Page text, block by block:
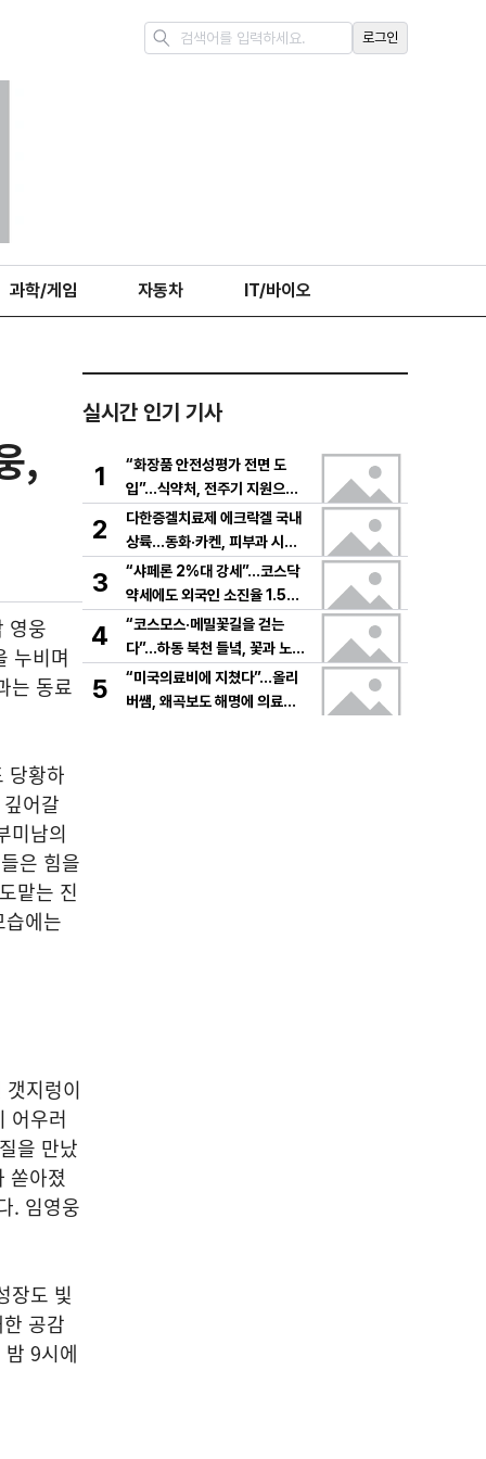
로그인
과학/게임 자동차 IT/바이오
,
영웅
누비며
는 동료
당황하
어갈
미남의
은 힘을
맡는 진
에는
지렁이
어우러
을 만났
쏟아졌
. 임영웅
장도 빛
공감
9시에
실시간 인기 기사
1
“화장품 안전성평가 전면 도
입”…식약처, 전주기 지원으로
K뷰티 고도화
2
다한증겔치료제 에크락겔 국내
상륙…동화·카켄, 피부과 시장
공략
3
“샤페론 2%대 강세”…코스닥
약세에도 외국인 소진율 1.5
9% 기록
4
“코스모스·메밀꽃길을 걷는
다”…하동 북천 들녘, 꽃과 노래
로 물드는 가을의 하루
5
“미국의료비에 지쳤다”…올리
버쌤, 왜곡보도 해명에 의료시